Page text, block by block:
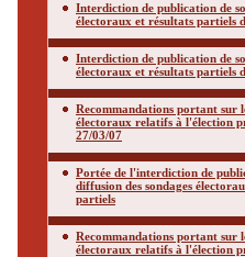
Interdiction de publication de
électoraux et résultats partiels
Interdiction de publication de
électoraux et résultats partiels
Recommandations portant sur
électoraux relatifs à l'élection
27/03/07
Portée de l'interdiction de
diffusion des sondages
partiels
Recommandations portant sur
électoraux relatifs à l'élection